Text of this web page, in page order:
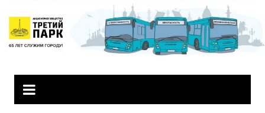
содержимому